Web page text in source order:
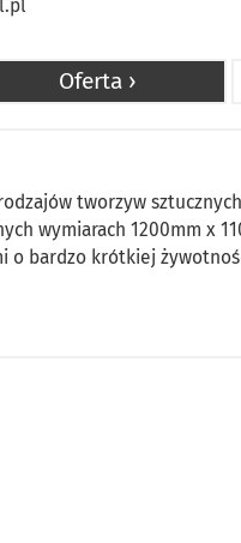
Oferta ›
tworzyw
wymiarach 1200mm x
o bardzo krótkiej